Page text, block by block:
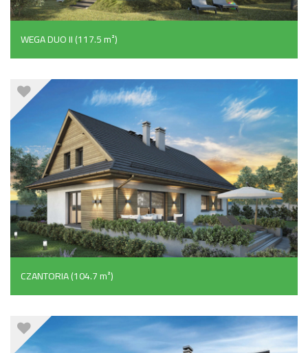
WEGA DUO II (117.5 m²)
CZANTORIA (104.7 m²)